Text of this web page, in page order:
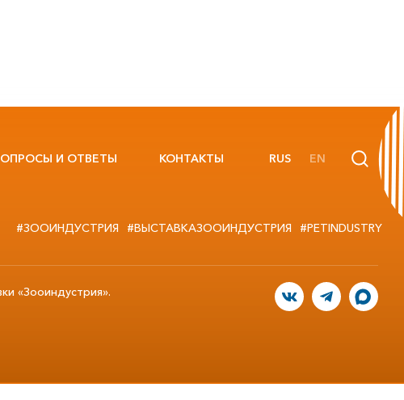
И ОТВЕТЫ КОНТАКТЫ RUS EN
#ЗООИНДУСТРИЯ #ВЫСТАВКАЗООИНДУСТРИЯ #PETINDUSTRY
«Зооиндустрия».